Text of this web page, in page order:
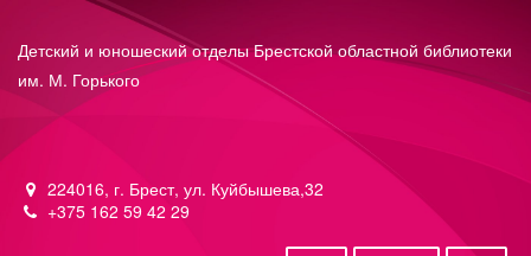
Детский и юношеский отделы Брестской областной библиотеки
им. М. Горького
224016, г. Брест, ул. Куйбышева,32
+375 162 59 42 29